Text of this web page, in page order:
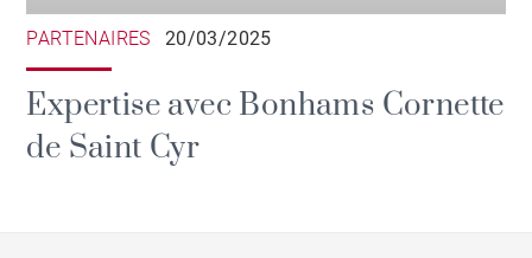
PARTENAIRES 20/03/2025
Expertise avec Bonhams Cornette
de Saint Cyr